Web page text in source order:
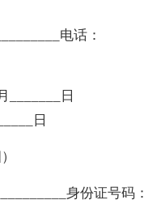
电话：
日
日
身份证号码：